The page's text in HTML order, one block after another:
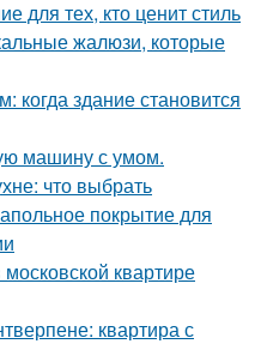
для тех, кто ценит стиль
жалюзи, которые
когда здание становится
машину с умом.
что выбрать
покрытие для
квартире
квартира с